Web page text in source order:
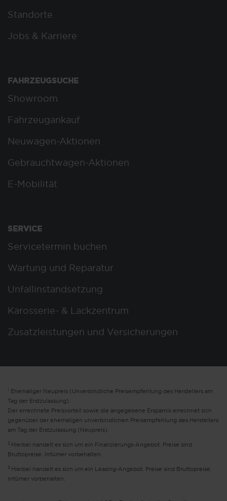
Standorte
Jobs & Karriere
FAHRZEUGSUCHE
Showroom
Fahrzeugankauf
Neuwagen-Aktionen
Gebrauchtwagen-Aktionen
E-Mobilität
SERVICE
Servicetermin buchen
Wartung und Reparatur
Unfallinstandsetzung
Karosserie- & Lackzentrum
Zusatzleistungen und Versicherungen
1 Ehemaliger Neupreis (Unverbindliche Preisempfehlung des Herstellers am
Tag der Erstzulassung).
Der errechnete Preisvorteil sowie die angegebene Ersparnis errechnet sich
gegenüber der ehemaligen unverbindlichen Preisempfehlung des Herstellers
am Tag der Erstzulassung (Neupreis).
2 Hierbei handelt es sich um ein Finanzierungs-Angebot. Preise sind
Bruttopreise. Irrtümer vorbehalten.
3 Hierbei handelt es sich um ein Leasing-Angebot. Preise sind Bruttopreise.
Irrtümer vorbehalten.